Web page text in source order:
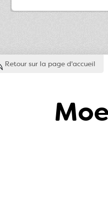
Retour sur la page d'accueil